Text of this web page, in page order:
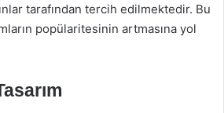
tarafından tercih edilmektedir. Bu
popülaritesinin artmasına yol